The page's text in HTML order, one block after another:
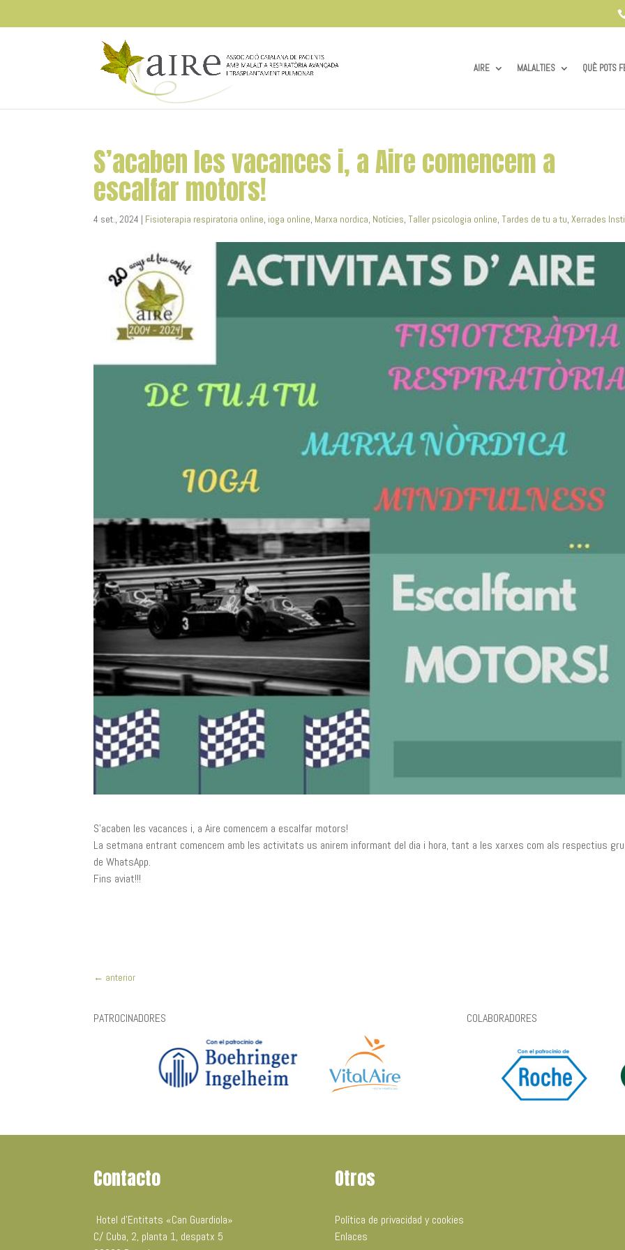
AIRE MALALTIES QUÈ POTS
S’acaben les vacances i, a Aire comencem a
escalfar motors!
4 set., 2024 | Fisioterapia respiratoria online, ioga online, Marxa nordica, Notícies,Taller psicologia online,Tardes de tu a tu,Xerrades
S’acaben les vacances i, a Aire comencem a escalfar motors!
La setmana entrant comencem amb les activitats us anirem informant del dia i hora, tant a les xarxes com als respectius
de WhatsApp.
Fins aviat!!!
← anterior
PATROCINADORES COLABORADORES
Contacto
Hotel d’Entitats «Can Guardiola»
C/ Cuba, 2, planta 1, despatx 5
Otros
Política de privacidad y cookies
Enlaces